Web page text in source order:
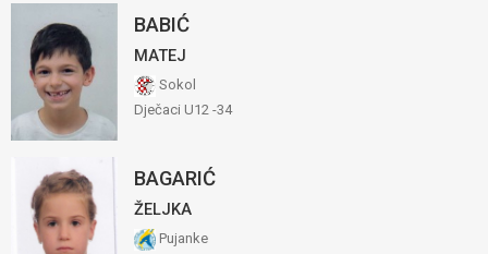
BABIĆ
MATEJ
Sokol
Dječaci U12 -34
BAGARIĆ
ŽELJKA
Pujanke